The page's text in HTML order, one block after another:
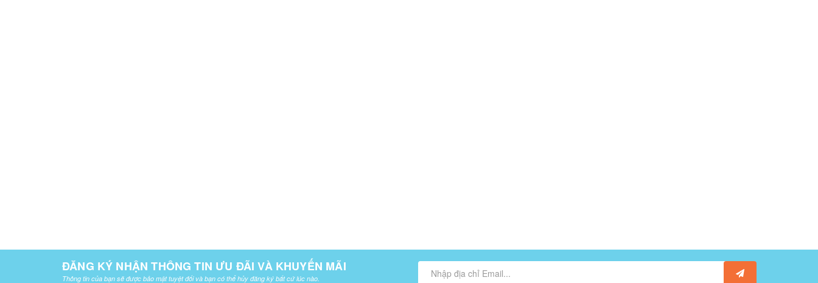
ĐĂNG KÝ NHẬN THÔNG TIN ƯU ĐÃI VÀ KHUYẾN MÃI
Thông tin của bạn sẽ được bảo mật tuyệt đối và bạn có thể hủy đăng ký bất cứ lúc nào.